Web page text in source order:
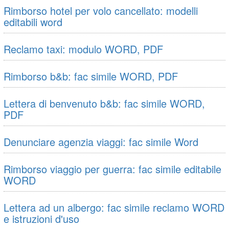
Rimborso hotel per volo cancellato: modelli
editabili word
Reclamo taxi: modulo WORD, PDF
Rimborso b&b: fac simile WORD, PDF
Lettera di benvenuto b&b: fac simile WORD,
PDF
Denunciare agenzia viaggi: fac simile Word
Rimborso viaggio per guerra: fac simile editabile
WORD
Lettera ad un albergo: fac simile reclamo WORD
e istruzioni d'uso